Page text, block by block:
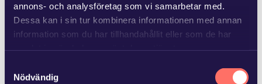
annons- och analysföretag som vi samarbetar med.
Dessa kan i sin tur kombinera informationen med annan
information som du har tillhandahållit eller som de har
Läs mer ivår sekretesspolicy
om vilka vi är, hur du
Nödvändig